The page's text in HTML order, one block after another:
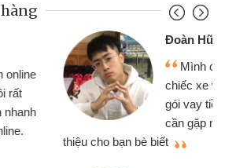
Đoàn Hữu Cảnh
Mình cần tiền gấp nên định cầm cố
chiếc xe wave nhưng thật may đã có
gói vay tiền bằng CMND online không
cần gặp mặt nên rất tiện lợi, sẽ giới